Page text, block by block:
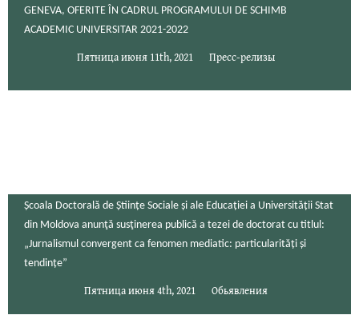
GENEVA, OFERITE ÎN CADRUL PROGRAMULUI DE SCHIMB
ACADEMIC UNIVERSITAR 2021-2022
Пятница июня 11th, 2021 Пресс-релизы
Școala Doctorală de Științe Sociale și ale Educației a Universității Stat
din Moldova anunţă susţinerea publică a tezei de doctorat cu titlul:
„Jurnalismul convergent ca fenomen mediatic: particularități și
tendințe”
Пятница июня 4th, 2021 Обьявления